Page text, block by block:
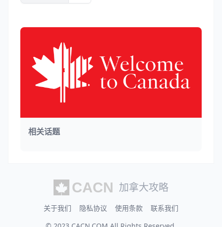
相关话题
加拿大攻略
关于我们 隐私协议 使用条款
联系我们